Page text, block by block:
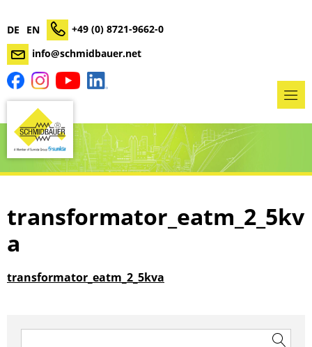
DE EN
+49 (0) 8721-9662-0
info@schmidbauer.net
transformator_eatm_2_5kv
a
transformator_eatm_2_5kva